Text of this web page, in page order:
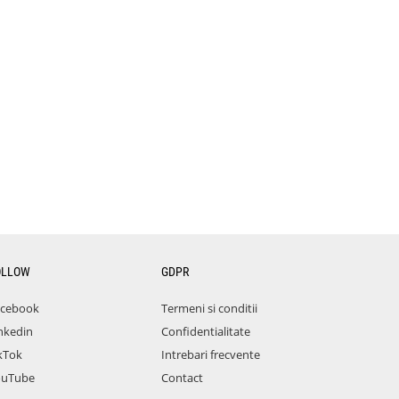
GDPR
Termeni si conditii
Confidentialitate
Intrebari frecvente
Contact